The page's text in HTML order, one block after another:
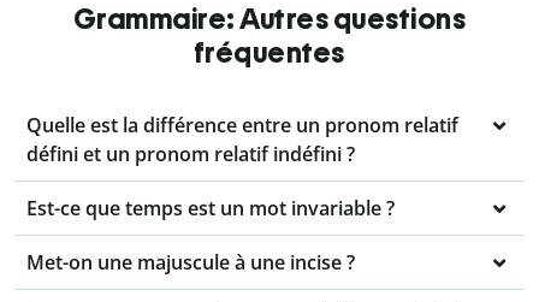
Grammaire: Autres questions
fréquentes
Quelle est la différence entre un pronom relatif
défini et un pronom relatif indéfini ?
Est-ce que temps est un mot invariable ?
Met-on une majuscule à une incise ?